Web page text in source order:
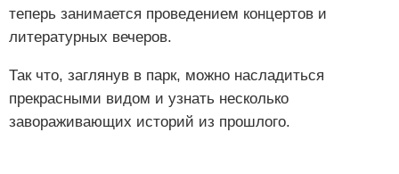
теперь занимается проведением концертов и
литературных вечеров.
Так что, заглянув в парк, можно насладиться
прекрасными видом и узнать несколько
завораживающих историй из прошлого.